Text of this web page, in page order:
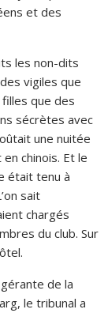
et des
les non-dits
vigiles que
filles que des
sécrètes avec
une nuitée
chinois. Et le
était tenu à
sait
chargés
du club. Sur
de la
le tribunal a